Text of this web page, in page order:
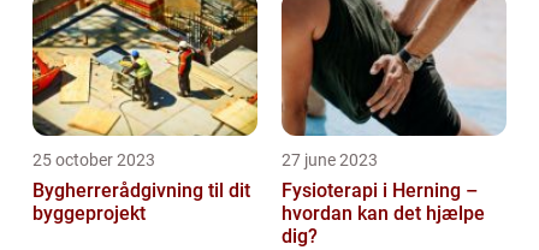
25 october 2023
Bygherrerådgivning til dit
byggeprojekt
27 june 2023
Fysioterapi i Herning –
hvordan kan det hjælpe
dig?